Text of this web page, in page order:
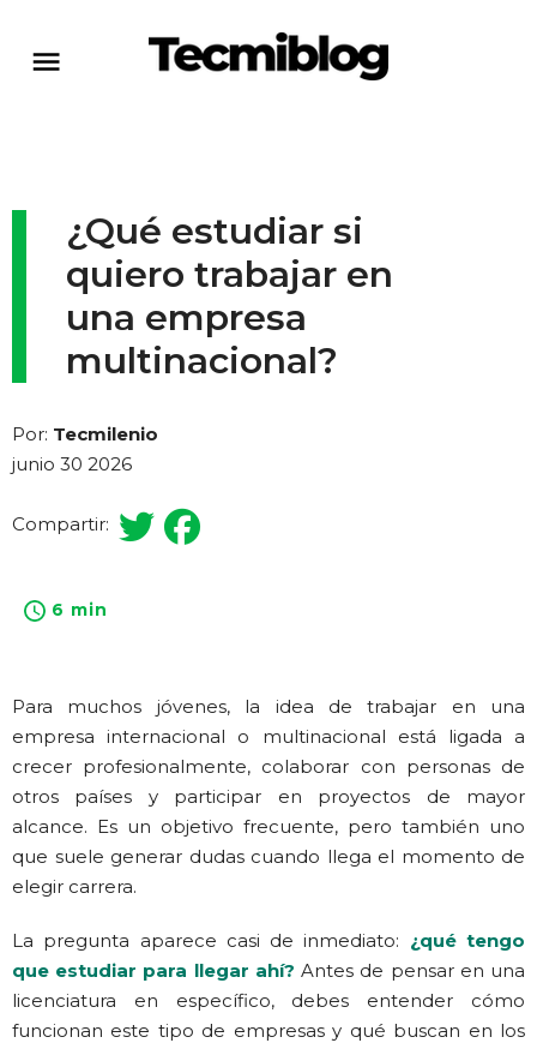
¿Qué estudiar si
quiero trabajar en
una empresa
multinacional?
Por: Tecmilenio
junio 30 2026
Compartir:
6 min
Para muchos jóvenes, la idea de trabajar en una
empresa internacional o multinacional está ligada a
crecer profesionalmente, colaborar con personas de
otros países y participar en proyectos de mayor
alcance. Es un objetivo frecuente, pero también uno
que suele generar dudas cuando llega el momento de
elegir carrera.
La pregunta aparece casi de inmediato: ¿qué tengo
que estudiar para llegar ahí? Antes de pensar en una
licenciatura en específico, debes entender cómo
funcionan este tipo de empresas y qué buscan en los